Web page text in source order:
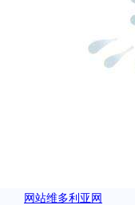
网站维多利亚网